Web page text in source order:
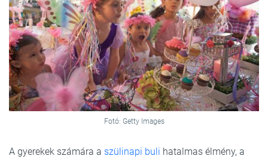
Fotó: Getty Images
A gyerekek számára a szülinapi buli hatalmas élmény, a